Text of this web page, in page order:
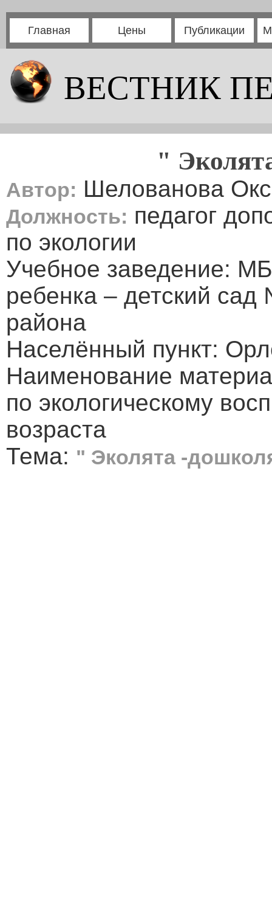
Главная Цены Публикации
ВЕСТНИК
"
Автор: Шелованова
Должность: педагог
по экологии
Учебное заведение:
ребенка – детский
района
Населённый пункт:
Наименование
по экологическому
возраста
Тема: " Эколята -